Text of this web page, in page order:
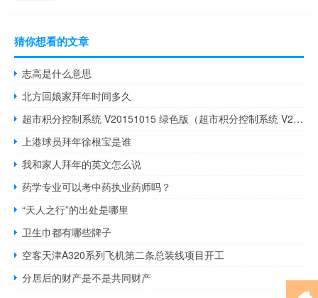
猜你想看的文章
志高是什么意思
北方回娘家拜年时间多久
超市积分控制系统 V20151015 绿色版（超市积分控制系统 V20151015 绿色版功能简介）
上港球员拜年徐根宝是谁
我和家人拜年的英文怎么说
药学专业可以考中药执业药师吗？
“天人之行”的出处是哪里
卫生巾都有哪些牌子
空客天津A320系列飞机第二条总装线项目开工
分居后的财产是不是共同财产